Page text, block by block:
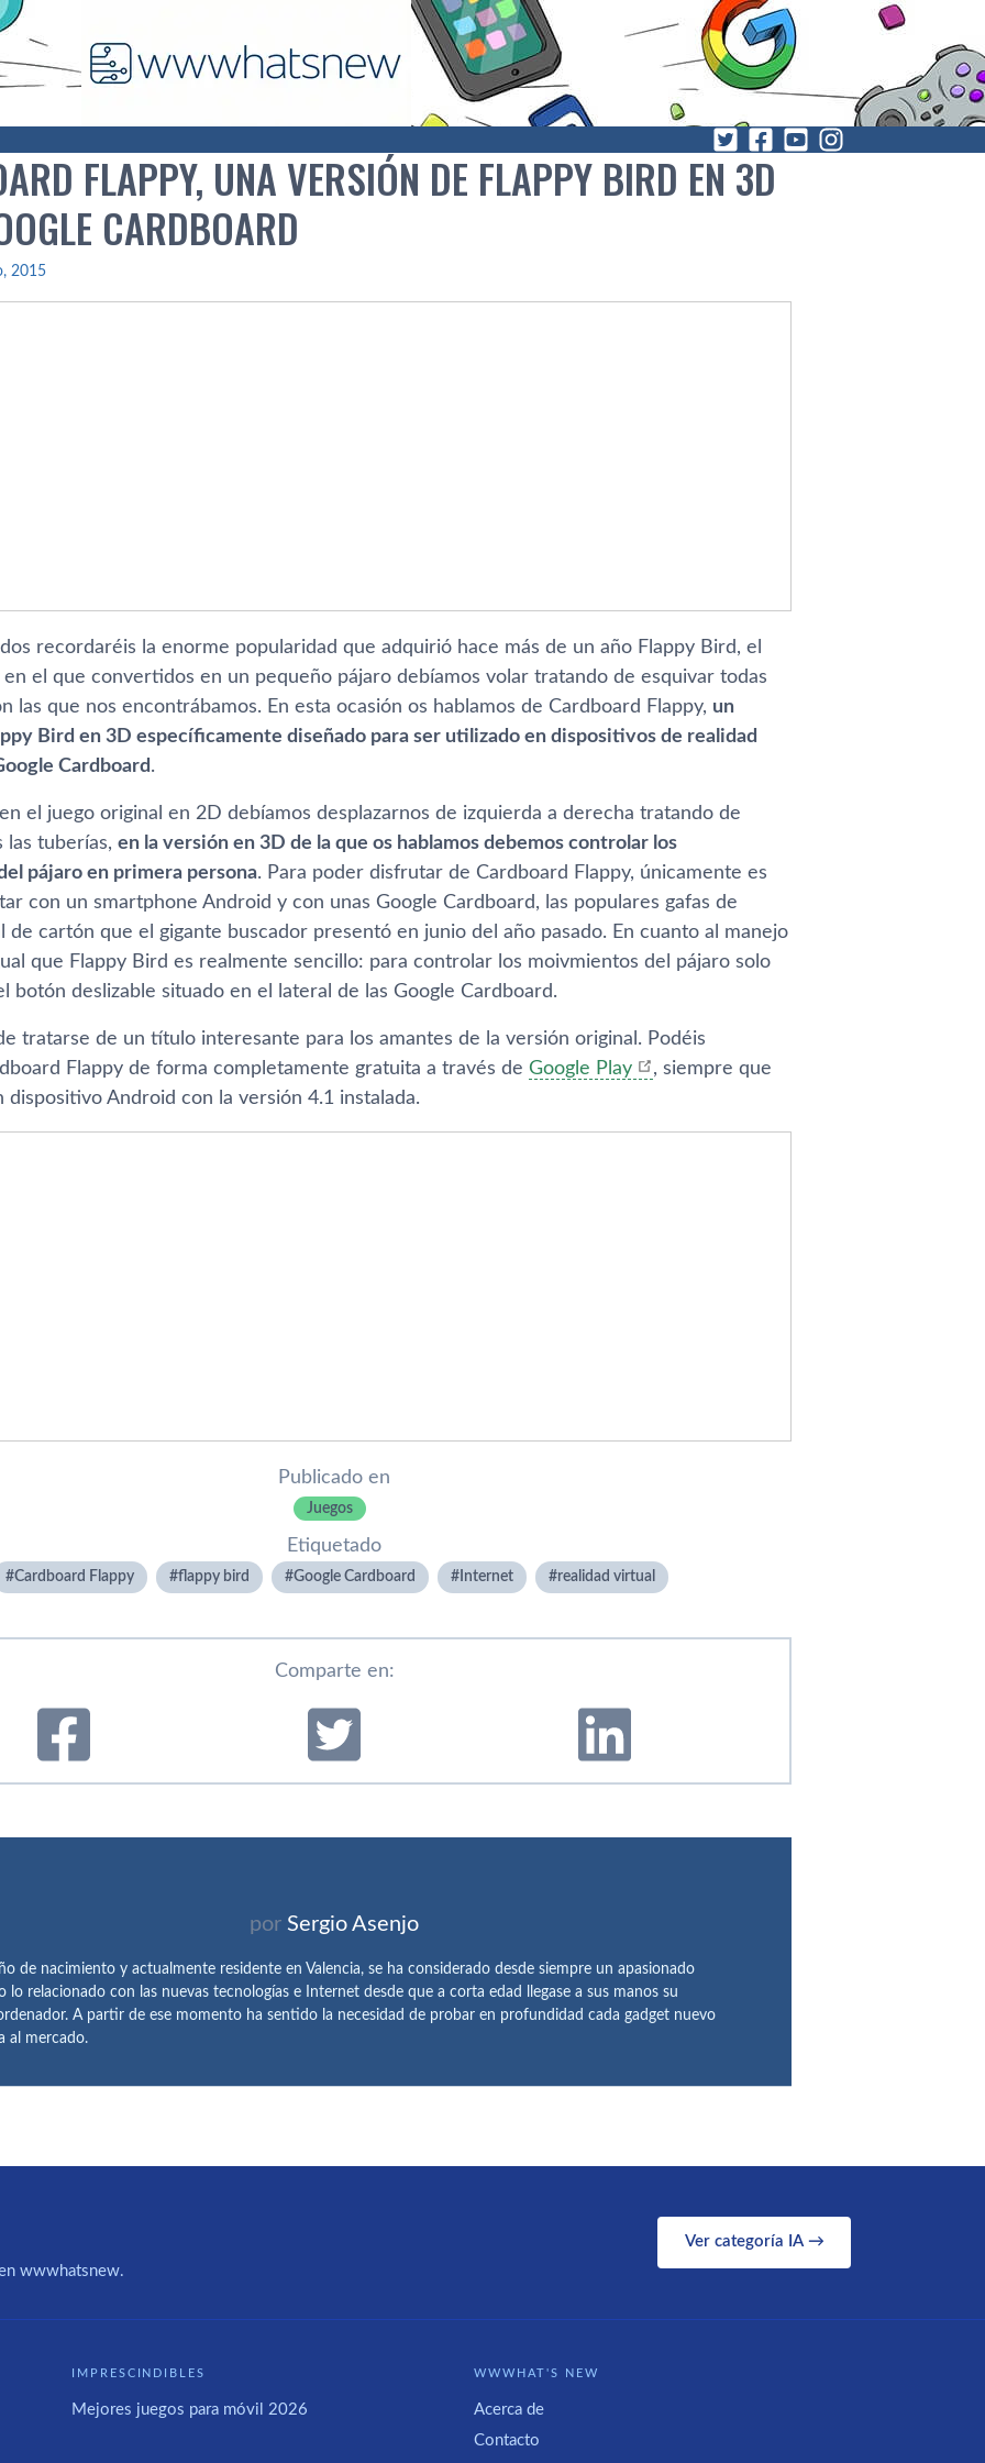
FLAPPY, UNA VERSIÓN DE FLAPPY BIRD EN 3D
CARDBOARD
2015
recordaréis la enorme popularidad que adquirió hace más de un año Flappy Bird, el
en el que convertidos en un pequeño pájaro debí­amos volar tratando de esquivar todas
las que nos encontrábamos. En esta ocasión os hablamos de Cardboard Flappy, un
Bird en 3D especí­ficamente diseñado para ser utilizado en dispositivos de realidad
Cardboard.
el juego original en 2D debí­amos desplazarnos de izquierda a derecha tratando de
las tuberí­as, en la versión en 3D de la que os hablamos debemos controlar los
pájaro en primera persona. Para poder disfrutar de Cardboard Flappy, únicamente es
con un smartphone Android y con unas Google Cardboard, las populares gafas de
de cartón que el gigante buscador presentó en junio del año pasado. En cuanto al manejo
que Flappy Bird es realmente sencillo: para controlar los moivmientos del pájaro solo
botón deslizable situado en el lateral de las Google Cardboard.
tratarse de un tí­tulo interesante para los amantes de la versión original. Podéis
Flappy de forma completamente gratuita a través de Google Play
, siempre que
dispositivo Android con la versión 4.1 instalada.
Publicado en
Juegos
Etiquetado
Cardboard Flappy flappy bird Google Cardboard Internet realidad virtual
Comparte en:
por Sergio Asenjo
de nacimiento y actualmente residente en Valencia, se ha considerado desde siempre un apasionado
lo relacionado con las nuevas tecnologías e Internet desde que a corta edad llegase a sus manos su
A partir de ese momento ha sentido la necesidad de probar en profundidad cada gadget nuevo
al mercado.
wwwhatsnew.
Ver categoría IA →
IMPRESCINDIBLES
Mejores juegos para móvil 2026
WWWHAT'S NEW
Acerca de
Contacto